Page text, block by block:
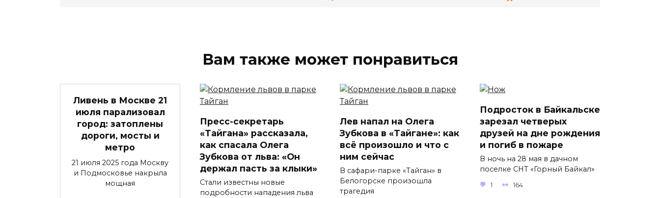
Вам также может понравиться
Ливень в Москве 21
июля парализовал
город: затоплены
дороги, мосты и
метро
21 июля 2025 года Москву
и Подмосковье накрыла
мощная
Пресс-секретарь
«Тайгана» рассказала,
как спасала Олега
Зубкова от льва: «Он
держал пасть за клыки»
Стали известны новые
подробности нападения льва
Лев напал на Олега
Зубкова в «Тайгане»: как
всё произошло и что с
ним сейчас
В сафари-парке «Тайган» в
Белогорске произошла
трагедия
Подросток в Байкальске
зарезал четверых
друзей на дне рождения
и погиб в пожаре
В ночь на 28 мая в дачном
поселке СНТ «Горный Байкал»
1 164